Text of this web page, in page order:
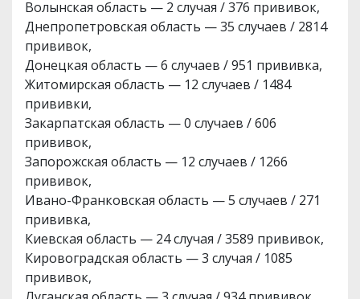
Волынская область — 2 случая / 376 прививок,
Днепропетровская область — 35 случаев / 2814
прививок,
Донецкая область — 6 случаев / 951 прививка,
Житомирская область — 12 случаев / 1484
прививки,
Закарпатская область — 0 случаев / 606
прививок,
Запорожская область — 12 случаев / 1266
прививок,
Ивано-Франковская область — 5 случаев / 271
прививка,
Киевская область — 24 случая / 3589 прививок,
Кировоградская область — 3 случая / 1085
прививок,